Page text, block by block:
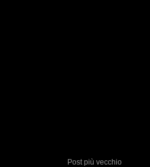
Post più vecchio